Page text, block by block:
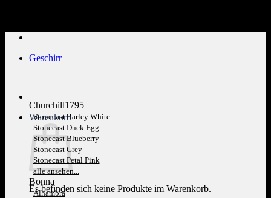
Warenkorb
Es befinden sich keine Produkte im Warenkorb.
Geschirr
Churchill1795
Stonecast Barley White
Stonecast Duck Egg
Stonecast Blueberry
Stonecast Grey
Stonecast Petal Pink
alle ansehen...
Bonna
Alhambra